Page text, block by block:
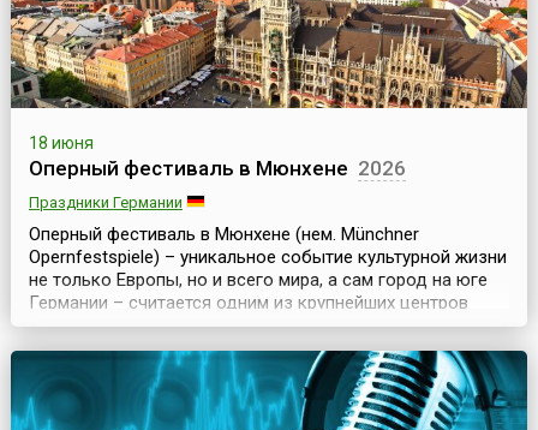
18 июня
Оперный фестиваль в Мюнхене 2026
Праздники Германии
Оперный фестиваль в Мюнхене (нем. Münchner
Opernfestspiele) – уникальное событие культурной жизни
не только Европы, но и всего мира, а сам город на юге
Германии – считается одним из крупнейших центров
мировой оперной культуры. Поэтому именно здесь для
любителей изысканных развлечений ежегодно
проводится Оперный фестиваль, который стартует в
конце июня и длится примерно месяц.Главные события
пр...